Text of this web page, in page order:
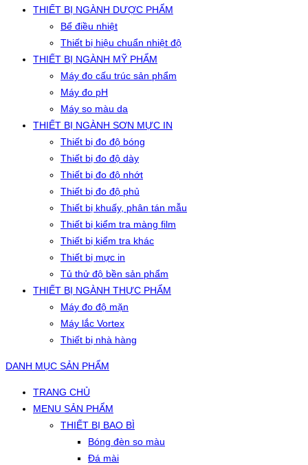
THIẾT BỊ NGÀNH DƯỢC PHẨM
Bể điều nhiệt
Thiết bị hiệu chuẩn nhiệt độ
THIẾT BỊ NGÀNH MỸ PHẨM
Máy đo cấu trúc sản phẩm
Máy đo pH
Máy so màu da
THIẾT BỊ NGÀNH SƠN MỰC IN
Thiết bị đo độ bóng
Thiết bị đo độ dày
Thiết bị đo độ nhớt
Thiết bị đo độ phủ
Thiết bị khuấy, phân tán mẫu
Thiết bị kiểm tra màng film
Thiết bị kiểm tra khác
Thiết bị mực in
Tủ thử độ bền sản phẩm
THIẾT BỊ NGÀNH THỰC PHẨM
Máy đo độ mặn
Máy lắc Vortex
Thiết bị nhà hàng
DANH MỤC SẢN PHẨM
TRANG CHỦ
MENU SẢN PHẨM
THIẾT BỊ BAO BÌ
Bóng đèn so màu
Đá mài